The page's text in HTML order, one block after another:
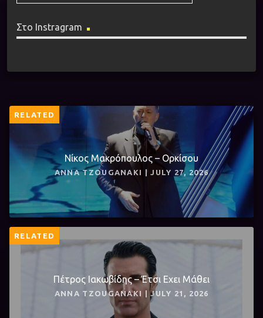
Στο Instragram
RELATED
Νίκος Μακρόπουλος – Ορκίσου
ANNA TZOUGANAKI | JULY 27, 2026
RELATED
Πέτρος Ιακωβίδης – Έτσι Εχει Μάθει
ANNA TZOUGANAKI | JULY 21, 2026